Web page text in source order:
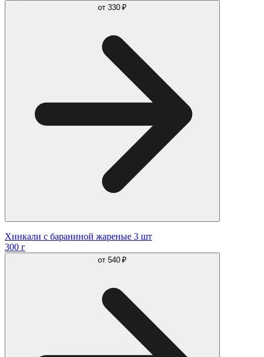
от 330 ₽
Хинкали с бараниной жареные 3 шт
300 г
от 540 ₽